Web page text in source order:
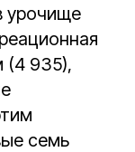
урочище
(4 935),
семь